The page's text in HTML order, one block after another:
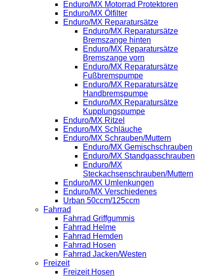
Enduro/MX Motorrad Protektoren
Enduro/MX Ölfilter
Enduro/MX Reparatursätze
Enduro/MX Reparatursätze
Bremszange hinten
Enduro/MX Reparatursätze
Bremszange vorn
Enduro/MX Reparatursätze
Fußbremspumpe
Enduro/MX Reparatursätze
Handbremspumpe
Enduro/MX Reparatursätze
Kupplungspumpe
Enduro/MX Ritzel
Enduro/MX Schläuche
Enduro/MX Schrauben/Muttern
Enduro/MX Gemischschrauben
Enduro/MX Standgasschrauben
Enduro/MX
Steckachsenschrauben/Muttern
Enduro/MX Umlenkungen
Enduro/MX Verschiedenes
Urban 50ccm/125ccm
Fahrrad
Fahrrad Griffgummis
Fahrrad Helme
Fahrrad Hemden
Fahrrad Hosen
Fahrrad Jacken/Westen
Freizeit
Freizeit Hosen